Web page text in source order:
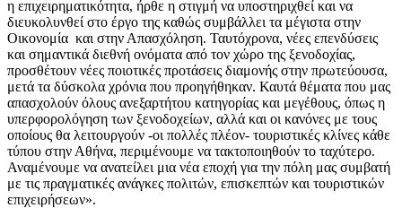
η επιχειρηματικότητα, ήρθε η στιγμή να υποστηριχθεί και να
διευκολυνθεί στο έργο της καθώς συμβάλλει τα μέγιστα στην
Οικονομία και στην Απασχόληση. Ταυτόχρονα, νέες επενδύσεις
και σημαντικά διεθνή ονόματα από τον χώρο της ξενοδοχίας,
προσθέτουν νέες ποιοτικές προτάσεις διαμονής στην πρωτεύουσα,
μετά τα δύσκολα χρόνια που προηγήθηκαν. Καυτά θέματα που μας
απασχολούν όλους ανεξαρτήτου κατηγορίας και μεγέθους, όπως η
υπερφορολόγηση των ξενοδοχείων, αλλά και οι κανόνες με τους
οποίους θα λειτουργούν -οι πολλές πλέον- τουριστικές κλίνες κάθε
τύπου στην Αθήνα, περιμένουμε να τακτοποιηθούν το ταχύτερο.
Αναμένουμε να ανατείλει μια νέα εποχή για την πόλη μας συμβατή
με τις πραγματικές ανάγκες πολιτών, επισκεπτών και τουριστικών
επιχειρήσεων».